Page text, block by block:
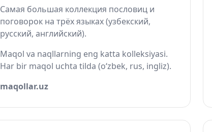
Самая большая коллекция пословиц и
поговорок на трёх языках (узбекский,
русский, английский).
Maqol va naqllarning eng katta kolleksiyasi.
Har bir maqol uchta tilda (o‘zbek, rus, ingliz).
maqollar.uz